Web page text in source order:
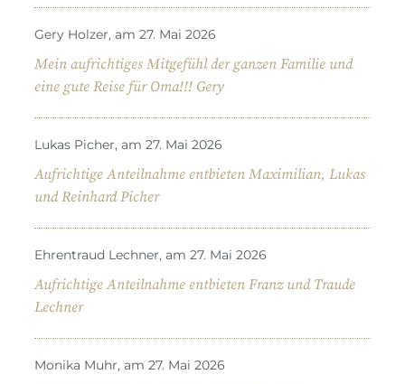
Gery Holzer, am 27. Mai 2026
Mein aufrichtiges Mitgefühl der ganzen Familie und
eine gute Reise für Oma!!! Gery
Lukas Picher, am 27. Mai 2026
Aufrichtige Anteilnahme entbieten Maximilian, Lukas
und Reinhard Picher
Ehrentraud Lechner, am 27. Mai 2026
Aufrichtige Anteilnahme entbieten Franz und Traude
Lechner
Monika Muhr, am 27. Mai 2026